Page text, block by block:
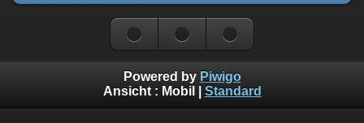
Powered by Piwigo
Ansicht : Mobil Standard